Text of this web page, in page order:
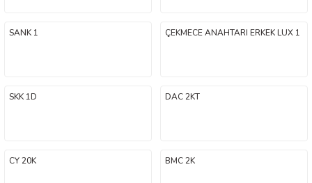
SANK 1 ÇEKMECE ANAHTARI ERKEK LUX 1
SKK 1D DAC 2KT
CY 20K BMC 2K